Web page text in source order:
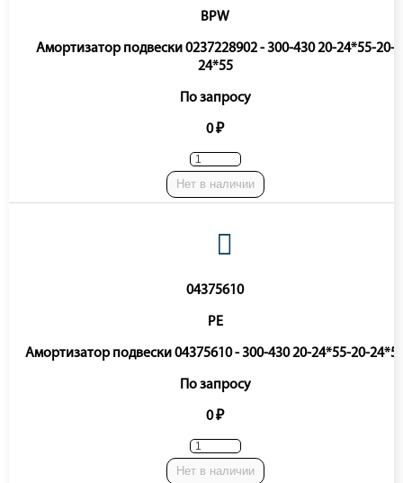
BPW
Амортизатор подвески 0237228902 - 300-430 20-24*55-20-
24*55
По запросу
0 ₽
Нет в наличии
04375610
PE
Амортизатор подвески 04375610 - 300-430 20-24*55-20-
По запросу
0 ₽
Нет в наличии